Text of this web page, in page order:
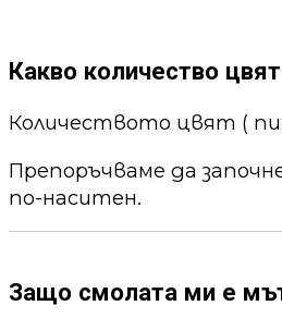
Какво количество
Количеството цвят (
Препоръчваме да
по-наситен.
Защо смолата ми е